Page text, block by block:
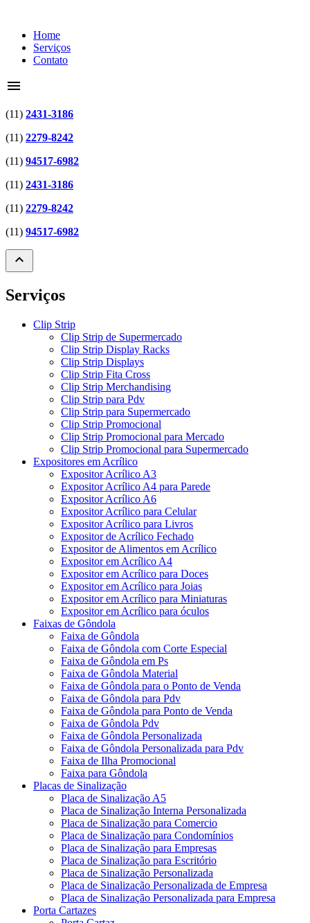
Home
Serviços
Contato
menu
(11) 2431-3186
(11) 2279-8242
(11) 94517-6982
(11) 2431-3186
(11) 2279-8242
(11) 94517-6982
expand_less
Serviços
Clip Strip
Clip Strip de Supermercado
Clip Strip Display Racks
Clip Strip Displays
Clip Strip Fita Cross
Clip Strip Merchandising
Clip Strip para Pdv
Clip Strip para Supermercado
Clip Strip Promocional
Clip Strip Promocional para Mercado
Clip Strip Promocional para Supermercado
Expositores em Acrílico
Expositor Acrílico A3
Expositor Acrílico A4 para Parede
Expositor Acrílico A6
Expositor Acrílico para Celular
Expositor Acrílico para Livros
Expositor de Acrílico Fechado
Expositor de Alimentos em Acrílico
Expositor em Acrílico A4
Expositor em Acrílico para Doces
Expositor em Acrílico para Joias
Expositor em Acrílico para Miniaturas
Expositor em Acrílico para óculos
Faixas de Gôndola
Faixa de Gôndola
Faixa de Gôndola com Corte Especial
Faixa de Gôndola em Ps
Faixa de Gôndola Material
Faixa de Gôndola para o Ponto de Venda
Faixa de Gôndola para Pdv
Faixa de Gôndola para Ponto de Venda
Faixa de Gôndola Pdv
Faixa de Gôndola Personalizada
Faixa de Gôndola Personalizada para Pdv
Faixa de Ilha Promocional
Faixa para Gôndola
Placas de Sinalização
Placa de Sinalização A5
Placa de Sinalização Interna Personalizada
Placa de Sinalização para Comercio
Placa de Sinalização para Condomínios
Placa de Sinalização para Empresas
Placa de Sinalização para Escritório
Placa de Sinalização Personalizada
Placa de Sinalização Personalizada de Empresa
Placa de Sinalização Personalizada para Empresa
Porta Cartazes